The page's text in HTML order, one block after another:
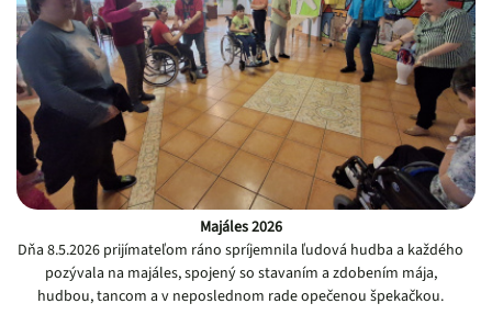
Majáles 2026
Dňa 8.5.2026 prijímateľom ráno spríjemnila ľudová hudba a každého
pozývala na majáles, spojený so stavaním a zdobením mája,
hudbou, tancom a v neposlednom rade opečenou špekačkou.